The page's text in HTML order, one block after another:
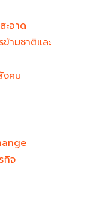
ะอาด
ามชาติและ
งคม
กิจ